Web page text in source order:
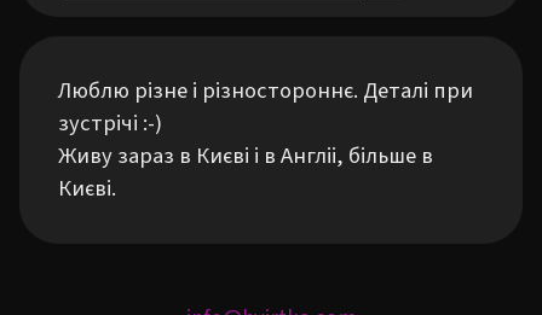
Люблю різне і різностороннє. Деталі при
зустрічі :-)
Живу зараз в Києві і в Англіі, більше в
Києві.